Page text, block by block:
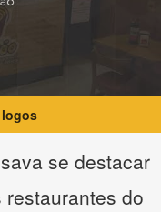
logos
se destacar
do